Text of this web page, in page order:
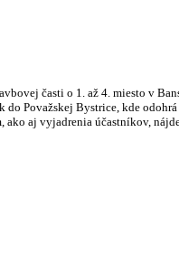
časti o 1. až 4. miesto v
Považskej Bystrice, kde
aj vyjadrenia účastníkov,